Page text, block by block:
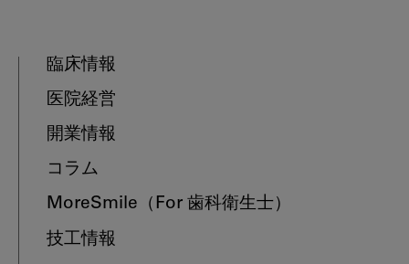
臨床情報
医院経営
開業情報
コラム
MoreSmile （For 歯科衛生士）
技工情報